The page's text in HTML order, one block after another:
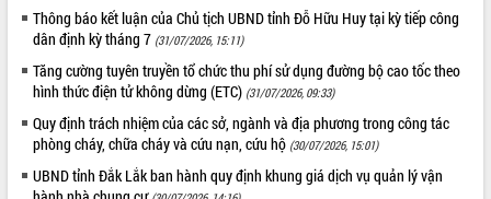
Thông báo kết luận của Chủ tịch UBND tỉnh Đỗ Hữu Huy tại kỳ tiếp công
dân định kỳ tháng 7 (31/07/2026, 15:11)
Tăng cường tuyên truyền tổ chức thu phí sử dụng đường bộ cao tốc theo
hình thức điện tử không dừng (ETC) (31/07/2026, 09:33)
Quy định trách nhiệm của các sở, ngành và địa phương trong công tác
phòng cháy, chữa cháy và cứu nạn, cứu hộ (30/07/2026, 15:01)
UBND tỉnh Đắk Lắk ban hành quy định khung giá dịch vụ quản lý vận